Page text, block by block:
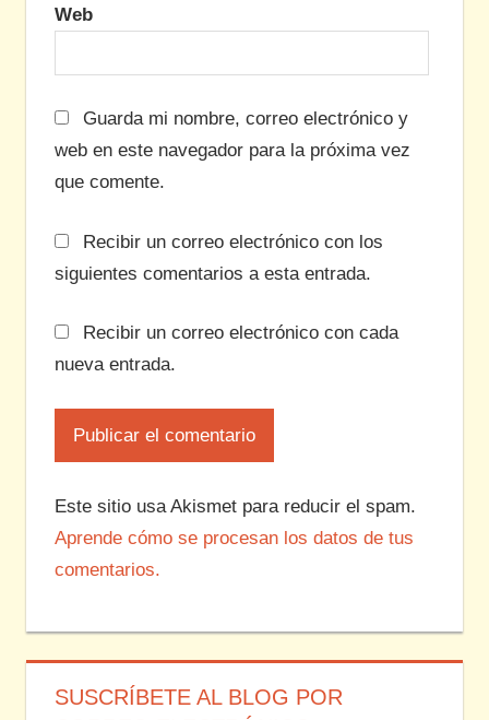
Web
Guarda mi nombre, correo electrónico y
web en este navegador para la próxima vez
que comente.
Recibir un correo electrónico con los
siguientes comentarios a esta entrada.
Recibir un correo electrónico con cada
nueva entrada.
Este sitio usa Akismet para reducir el spam.
Aprende cómo se procesan los datos de tus
comentarios.
SUSCRÍBETE AL BLOG POR